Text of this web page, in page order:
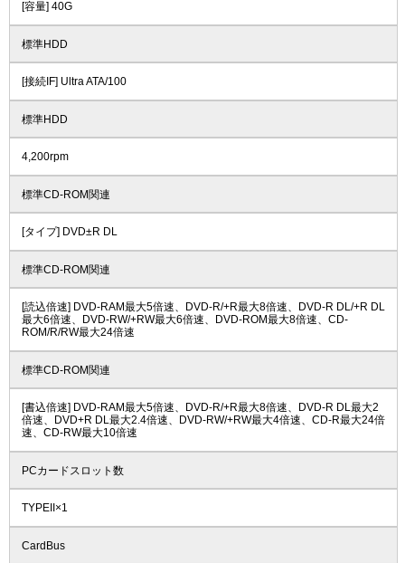
[容量] 40G
標準HDD
[接続IF] Ultra ATA/100
標準HDD
4,200rpm
標準CD-ROM関連
[タイプ] DVD±R DL
標準CD-ROM関連
[読込倍速] DVD-RAM最大5倍速、DVD-R/+R最大8倍速、DVD-R DL/+R DL
最大6倍速、DVD-RW/+RW最大6倍速、DVD-ROM最大8倍速、CD-
ROM/R/RW最大24倍速
標準CD-ROM関連
[書込倍速] DVD-RAM最大5倍速、DVD-R/+R最大8倍速、DVD-R DL最大2
倍速、DVD+R DL最大2.4倍速、DVD-RW/+RW最大4倍速、CD-R最大24倍
速、CD-RW最大10倍速
PCカードスロット数
TYPEII×1
CardBus